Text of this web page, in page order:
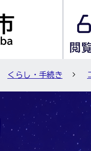
くらし・手続き